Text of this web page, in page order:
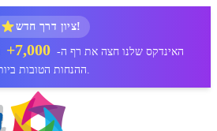
ציון דרך חדש!
האינדקס שלנו חצה את רף ה- 7,000+
ההנחות הטובות ביותר.